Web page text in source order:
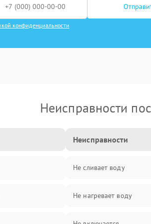
конфиденциальности
Неисправности
Неисправности
Не сливает воду
Не нагревает воду